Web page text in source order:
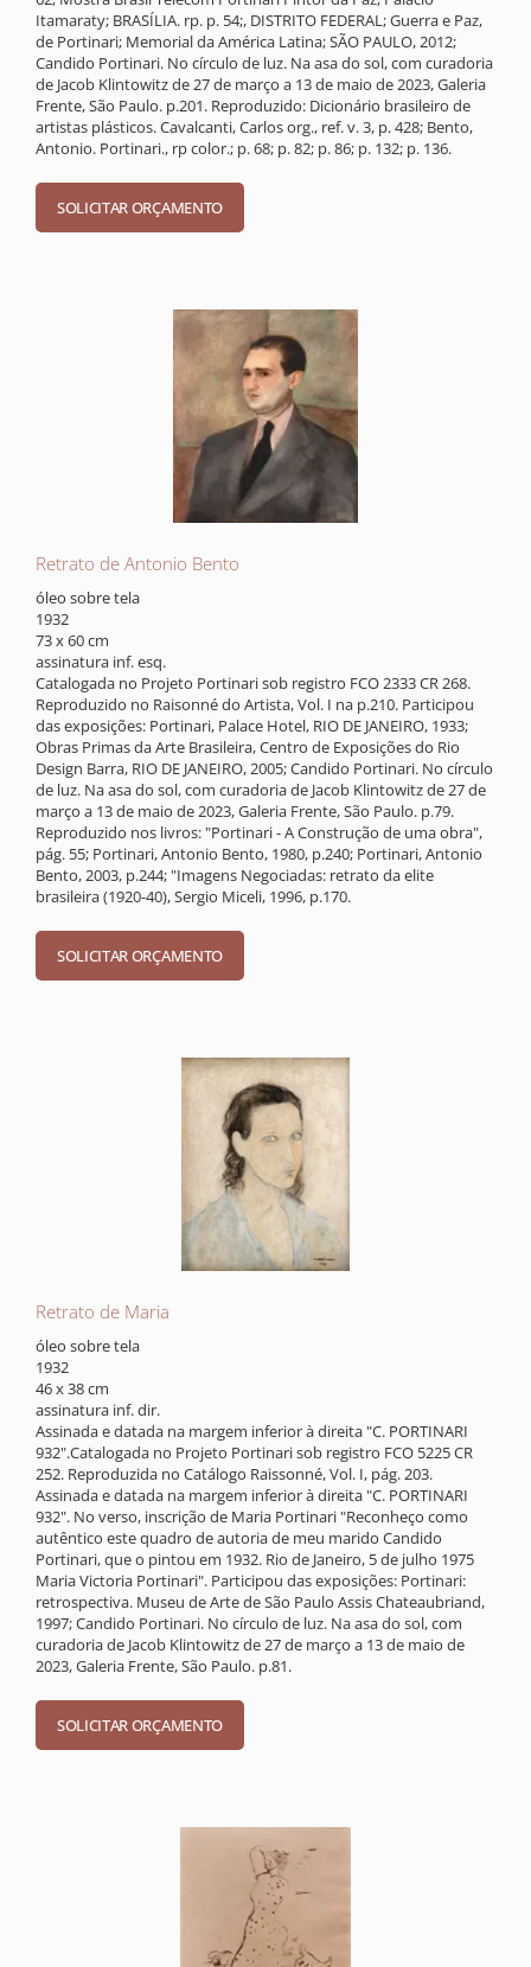
Itamaraty; BRASÍLIA. rp. p. 54;, DISTRITO FEDERAL; Guerra e Paz,
de Portinari; Memorial da América Latina; SÃO PAULO, 2012;
Candido Portinari. No círculo de luz. Na asa do sol, com curadoria
de Jacob Klintowitz de 27 de março a 13 de maio de 2023, Galeria
Frente, São Paulo. p.201. Reproduzido: Dicionário brasileiro de
artistas plásticos. Cavalcanti, Carlos org., ref. v. 3, p. 428; Bento,
Antonio. Portinari., rp color.; p. 68; p. 82; p. 86; p. 132; p. 136.
Retrato de Antonio Bento
óleo sobre tela
1932
73 x 60 cm
assinatura inf. esq.
Catalogada no Projeto Portinari sob registro FCO 2333 CR 268.
Reproduzido no Raisonné do Artista, Vol. I na p.210. Participou
das exposições: Portinari, Palace Hotel, RIO DE JANEIRO, 1933;
Obras Primas da Arte Brasileira, Centro de Exposições do Rio
Design Barra, RIO DE JANEIRO, 2005; Candido Portinari. No círculo
de luz. Na asa do sol, com curadoria de Jacob Klintowitz de 27 de
março a 13 de maio de 2023, Galeria Frente, São Paulo. p.79.
Reproduzido nos livros: "Portinari - A Construção de uma obra",
pág. 55; Portinari, Antonio Bento, 1980, p.240; Portinari, Antonio
Bento, 2003, p.244; "Imagens Negociadas: retrato da elite
brasileira (1920-40), Sergio Miceli, 1996, p.170.
Retrato de Maria
óleo sobre tela
1932
46 x 38 cm
assinatura inf. dir.
Assinada e datada na margem inferior à direita "C. PORTINARI
932".Catalogada no Projeto Portinari sob registro FCO 5225 CR
252. Reproduzida no Catálogo Raissonné, Vol. I, pág. 203.
Assinada e datada na margem inferior à direita "C. PORTINARI
932". No verso, inscrição de Maria Portinari "Reconheço como
autêntico este quadro de autoria de meu marido Candido
Portinari, que o pintou em 1932. Rio de Janeiro, 5 de julho 1975
Maria Victoria Portinari". Participou das exposições: Portinari:
retrospectiva. Museu de Arte de São Paulo Assis Chateaubriand,
1997; Candido Portinari. No círculo de luz. Na asa do sol, com
curadoria de Jacob Klintowitz de 27 de março a 13 de maio de
2023, Galeria Frente, São Paulo. p.81.